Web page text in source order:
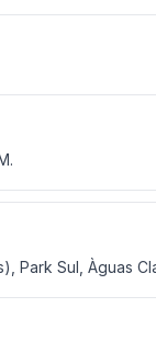
Park Sul, Àguas